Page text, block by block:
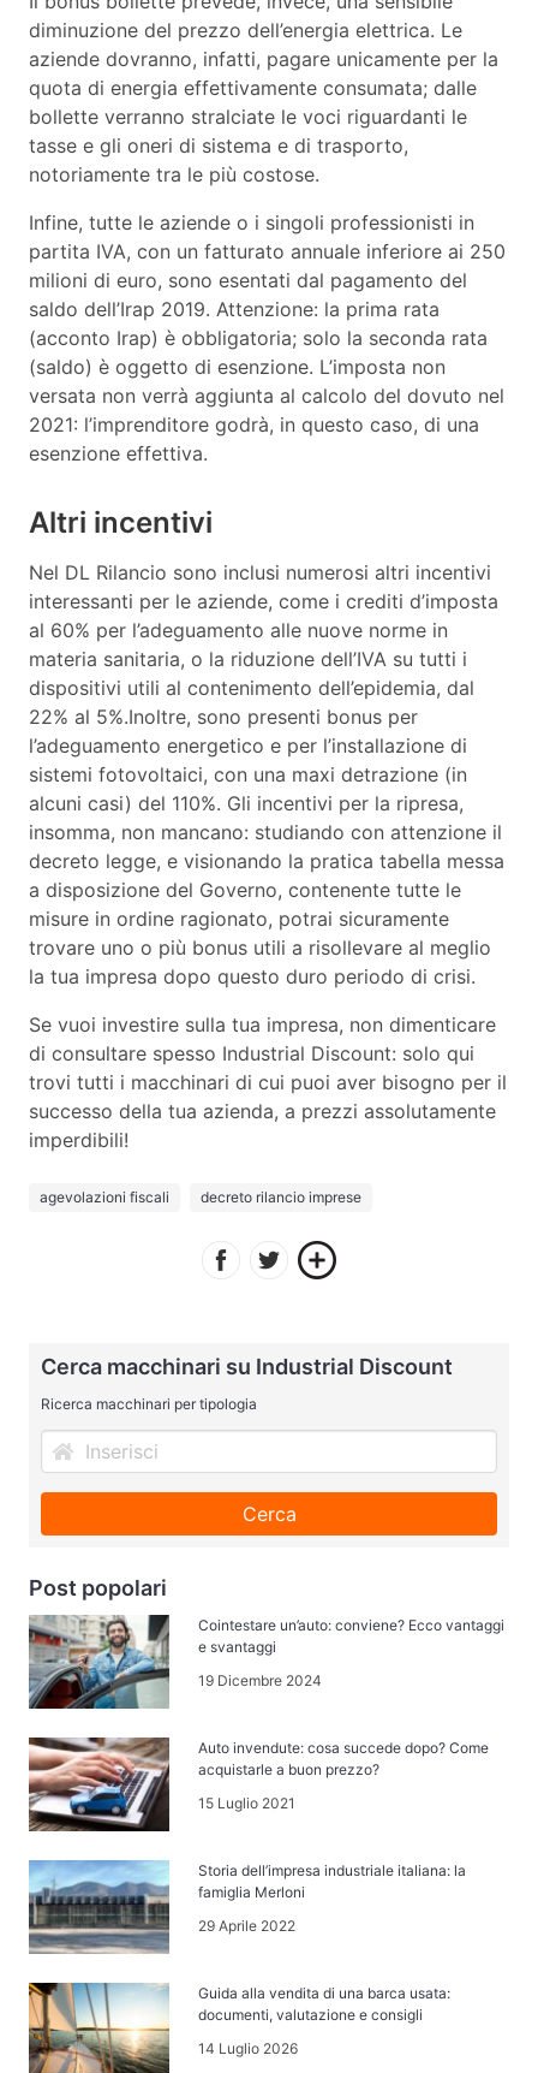
diminuzione del prezzo dell’energia elettrica. Le
aziende dovranno, infatti, pagare unicamente per la
quota di energia effettivamente consumata; dalle
bollette verranno stralciate le voci riguardanti le
tasse e gli oneri di sistema e di trasporto,
notoriamente tra le più costose.
Infine, tutte le aziende o i singoli professionisti in
partita IVA, con un fatturato annuale inferiore ai 250
milioni di euro, sono esentati dal pagamento del
saldo dell’Irap 2019. Attenzione: la prima rata
(acconto Irap) è obbligatoria; solo la seconda rata
(saldo) è oggetto di esenzione. L’imposta non
versata non verrà aggiunta al calcolo del dovuto nel
2021: l’imprenditore godrà, in questo caso, di una
esenzione effettiva.
Altri incentivi
Nel DL Rilancio sono inclusi numerosi altri incentivi
interessanti per le aziende, come i crediti d’imposta
al 60% per l’adeguamento alle nuove norme in
materia sanitaria, o la riduzione dell’IVA su tutti i
dispositivi utili al contenimento dell’epidemia, dal
22% al 5%.Inoltre, sono presenti bonus per
l’adeguamento energetico e per l’installazione di
sistemi fotovoltaici, con una maxi detrazione (in
alcuni casi) del 110%. Gli incentivi per la ripresa,
insomma, non mancano: studiando con attenzione il
decreto legge, e visionando la pratica tabella messa
a disposizione del Governo, contenente tutte le
misure in ordine ragionato, potrai sicuramente
trovare uno o più bonus utili a risollevare al meglio
la tua impresa dopo questo duro periodo di crisi.
Se vuoi investire sulla tua impresa, non dimenticare
di consultare spesso Industrial Discount: solo qui
trovi tutti i macchinari di cui puoi aver bisogno per il
successo della tua azienda, a prezzi assolutamente
imperdibili!
agevolazioni fiscali decreto rilancio imprese
Cerca macchinari su Industrial Discount
Ricerca macchinari per tipologia
Cerca
Post popolari
Cointestare un’auto: conviene? Ecco vantaggi
e svantaggi
19 Dicembre 2024
Auto invendute: cosa succede dopo? Come
acquistarle a buon prezzo?
15 Luglio 2021
Storia dell’impresa industriale italiana: la
famiglia Merloni
29 Aprile 2022
Guida alla vendita di una barca usata:
documenti, valutazione e consigli
14 Luglio 2026